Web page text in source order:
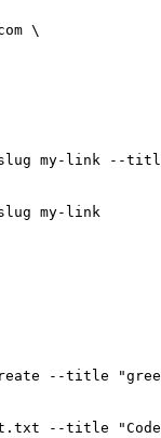
\
my-link --
my-link
--title
--title